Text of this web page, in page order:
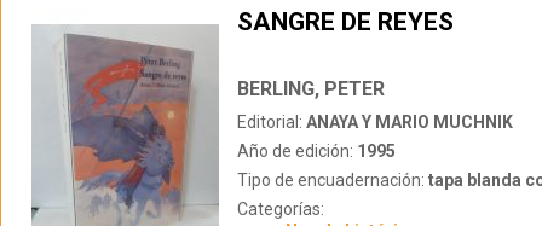
SANGRE DE REYES
BERLING, PETER
Editorial: ANAYA Y MARIO MUCHNIK
Año de edición: 1995
Tipo de encuadernación: tapa blanda
Categorías: